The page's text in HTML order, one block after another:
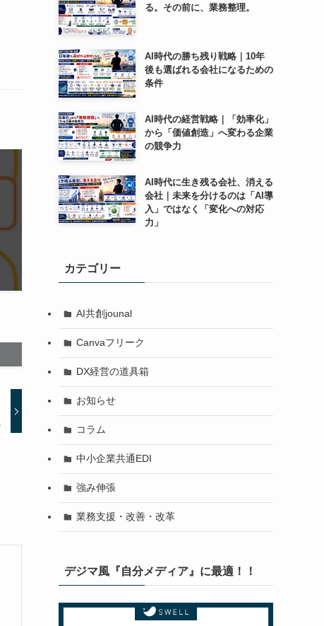
る。その前に、業務整理。
AI時代の勝ち残り戦略｜10年
後も選ばれる会社になるための
条件
AI時代の経営戦略｜「効率化」
から「価値創造」へ変わる企業
の競争力
AI時代に生き残る会社、消える
会社｜未来を分けるのは「AI導
入」ではなく「変化への対応
力」
カテゴリー
AI共創jounal
Canvaフリーク
DX経営の道具箱
お知らせ
コラム
中小企業共通EDI
強み伸張
業務支援・改善・改革
デジマ風『自分メディア』に最適！！